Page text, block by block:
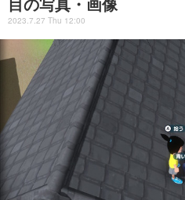
目の写真・画像
2023.7.27 Thu 12:00